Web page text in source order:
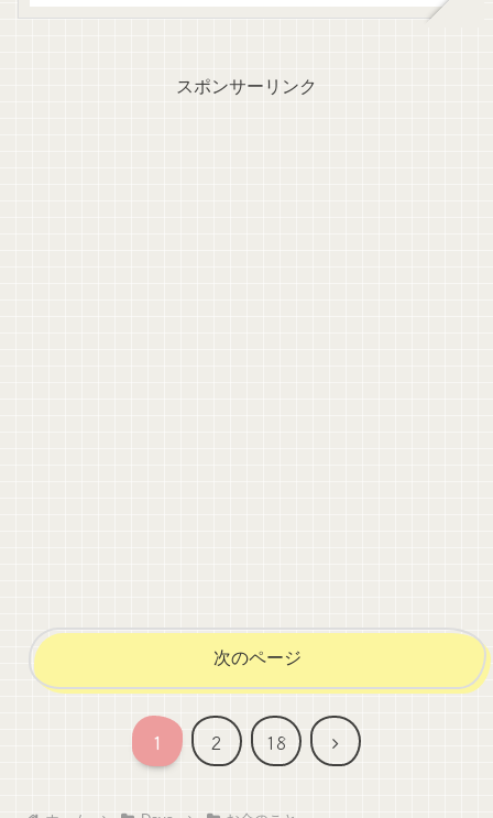
スポンサーリンク
次のページ
1 2 18
次